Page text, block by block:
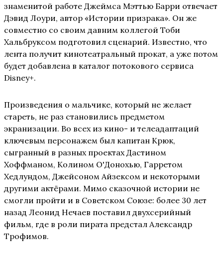
знаменитой работе Джеймса Мэттью Барри отвечает
Дэвид Лоури, автор «Истории призрака». Он же
совместно со своим давним коллегой Тоби
Хальбруксом подготовил сценарий. Известно, что
лента получит кинотеатральный прокат, а уже потом
будет добавлена в каталог потокового сервиса
Disney+.
Произведения о мальчике, который не желает
стареть, не раз становились предметом
экранизации. Во всех из кино- и телеадаптаций
ключевым персонажем был капитан Крюк,
сыгранный в разных проектах Дастином
Хоффманом, Колином О'Донохью, Гарретом
Хедлундом, Джейсоном Айзексом и некоторыми
другими актёрами. Мимо сказочной истории не
смогли пройти и в Советском Союзе: более 30 лет
назад Леонид Нечаев поставил двухсерийный
фильм, где в роли пирата предстал Александр
Трофимов.